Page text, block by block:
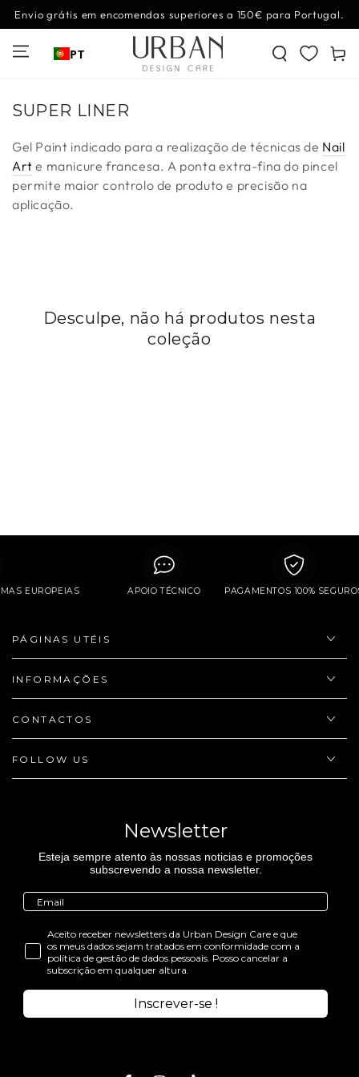
IR PARA O
CONTEÚDO
Envio grátis em encomendas superiores a 150€ para Portugal.
PT
Coleção:
SUPER LINER
Gel Paint indicado para a realização de técnicas de Nail
Art e manicure francesa. A ponta extra-fina do pincel
permite maior controlo de produto e precisão na
aplicação.
Desculpe, não há produtos nesta
coleção
EUROPEIAS APOIO TÉCNICO PAGAMENTOS 100%
PÁGINAS UTÉIS
INFORMAÇÕES
CONTACTOS
FOLLOW US
Newsletter
Esteja sempre atento às nossas noticias e promoções
subscrevendo a nossa newsletter.
Aceito receber newsletters da Urban Design Care e que
os meus dados sejam tratados em conformidade com a
política de gestão de dados pessoais. Posso cancelar a
subscrição em qualquer altura.
Inscrever-se !